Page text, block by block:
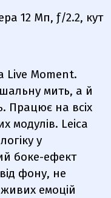
12 Мп, ƒ/2.2, кут
Live Moment.
мить, а й
Працює на всіх
модулів. Leica
у
боке-ефект
фону, не
емоцій